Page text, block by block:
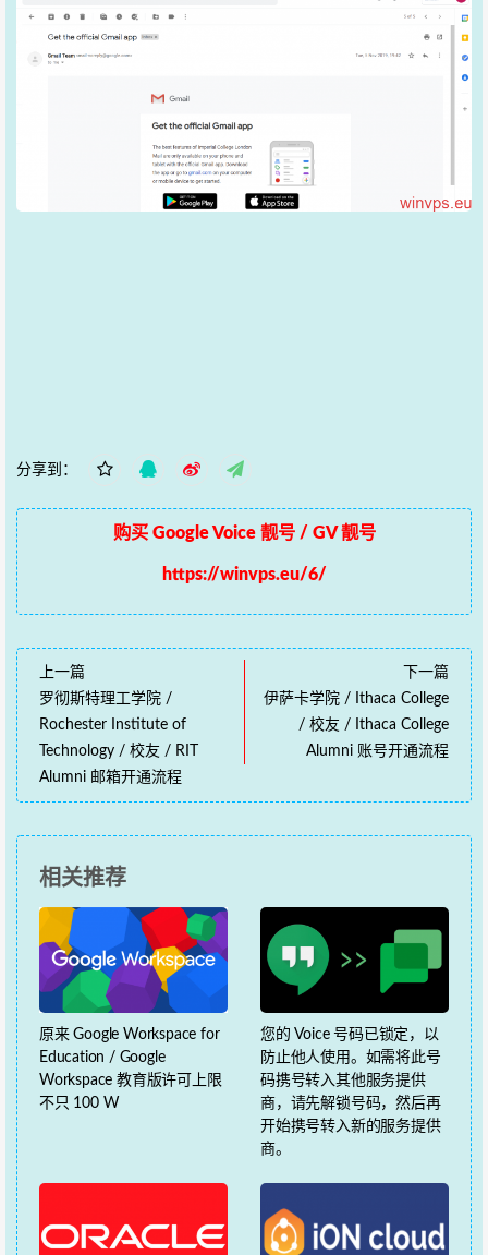
分享到：
购买 Google Voice 靓号 / GV 靓号
https://winvps.eu/6/
上一篇
罗彻斯特理工学院 /
Rochester Institute of
Technology / 校友 / RIT
Alumni 邮箱开通流程
下一篇
伊萨卡学院 / Ithaca College
/ 校友 / Ithaca College
Alumni 账号开通流程
相关推荐
原来 Google Workspace for
Education / Google
Workspace 教育版许可上限
不只 100 W
您的 Voice 号码已锁定，以
防止他人使用。如需将此号
码携号转入其他服务提供
商，请先解锁号码，然后再
开始携号转入新的服务提供
商。